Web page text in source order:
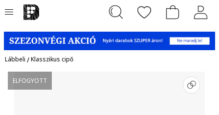
Lábbeli /Klasszikus cipő
ELFOGYOTT